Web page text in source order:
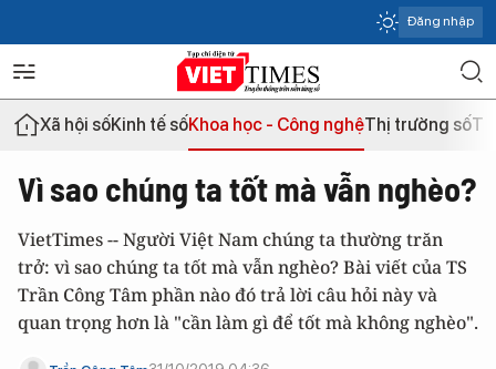
Đăng nhập
Xã hội sốKinh tế sốKhoa học - Công nghệThị trường số
Vì sao chúng ta tốt mà vẫn nghèo?
VietTimes -- Người Việt Nam chúng ta thường trăn
trở: vì sao chúng ta tốt mà vẫn nghèo? Bài viết của TS
Trần Công Tâm phần nào đó trả lời câu hỏi này và
quan trọng hơn là "cần làm gì để tốt mà không nghèo".